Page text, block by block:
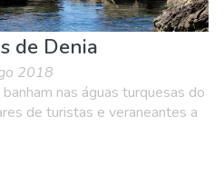
de Denia
2018
nas águas turquesas do
de turistas e veraneantes a